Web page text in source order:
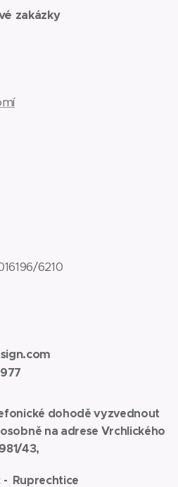
zakázky
6210
dohodě vyzvednout
na adrese Vrchlického
981/43,
- Ruprechtice